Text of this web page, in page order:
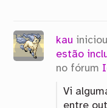
kau
estão
no fórum
Vi